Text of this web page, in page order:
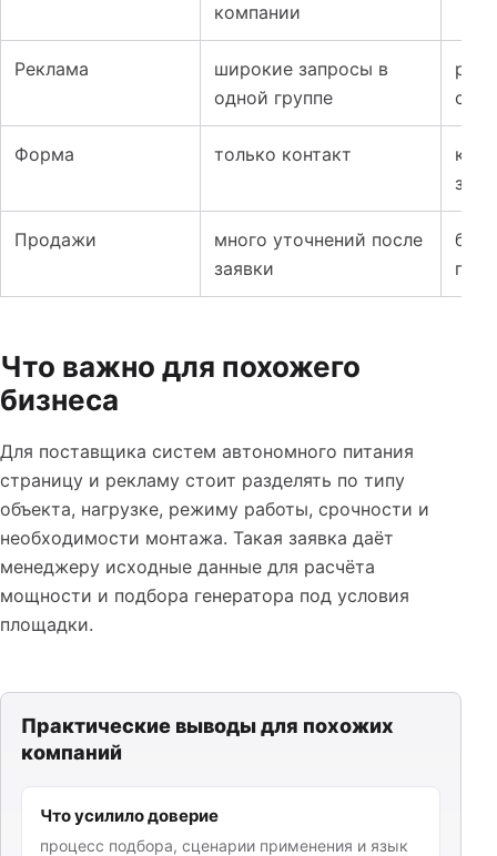
компании
Реклама
широкие запросы в
одной группе
Форма только контакт
Продажи
много уточнений после
заявки
Что важно для похожего
бизнеса
Для поставщика систем автономного питания
страницу и рекламу стоит разделять по типу
объекта, нагрузке, режиму работы, срочности и
необходимости монтажа. Такая заявка даёт
менеджеру исходные данные для расчёта
мощности и подбора генератора под условия
площадки.
Практические выводы для похожих
компаний
Что усилило доверие
процесс подбора, сценарии применения и язык